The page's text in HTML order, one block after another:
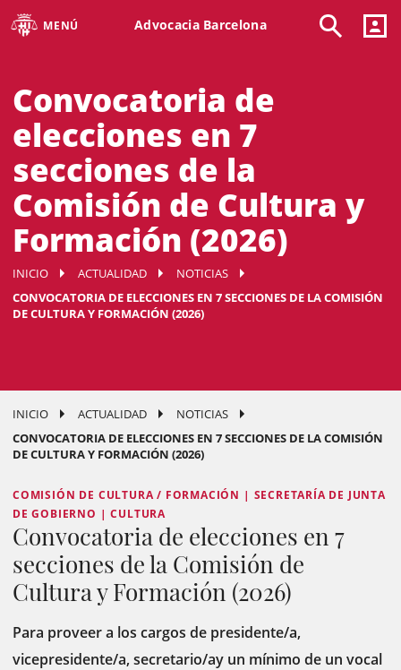
MENÚ Advocacia Barcelona
Convocatoria de
elecciones en 7
secciones de la
Comisión de Cultura y
Formación (2026)
INICIO ACTUALIDAD
NOTICIAS
CONVOCATORIA DE ELECCIONES EN 7 SECCIONES DE LA COMISIÓN
DE CULTURA Y FORMACIÓN (2026)
INICIO ACTUALIDAD
NOTICIAS
CONVOCATORIA DE ELECCIONES EN 7 SECCIONES DE LA COMISIÓN
DE CULTURA Y FORMACIÓN (2026)
COMISIÓN DE CULTURA / FORMACIÓN | SECRETARÍA DE JUNTA
DE GOBIERNO | CULTURA
Convocatoria de elecciones en 7
secciones de la Comisión de
Cultura y Formación (2026)
Para proveer a los cargos de presidente/a,
vicepresidente/a, secretario/ay un mínimo de un vocal